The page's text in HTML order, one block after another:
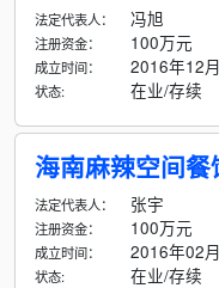
法定代表人： 冯旭
注册资金： 100万元
成立时间： 2016年12
状态: 在业/存续
海南麻辣空间
法定代表人： 张宇
注册资金： 100万元
成立时间： 2016年02
状态: 在业/存续